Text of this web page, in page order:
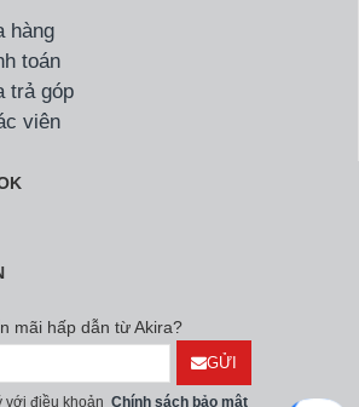
hàng
toán
trả góp
viên
mãi hấp dẫn từ Akira?
GỬI
với điều khoản Chính sách bảo mật